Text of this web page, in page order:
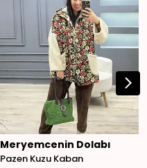
Meryemcenin Dolabı
Pazen Kuzu Kaban